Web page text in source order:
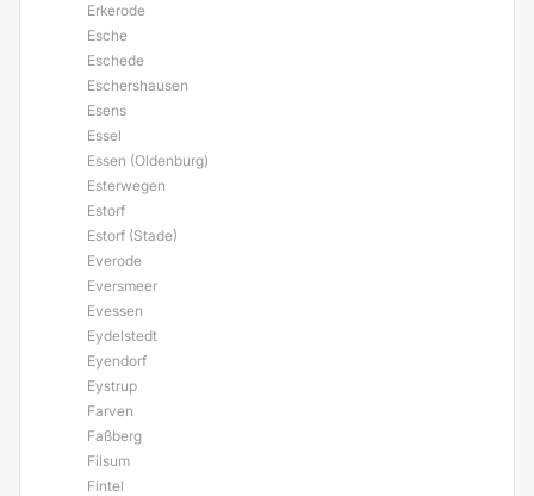
Erkerode
Esche
Eschede
Eschershausen
Esens
Essel
Essen (Oldenburg)
Esterwegen
Estorf
Estorf (Stade)
Everode
Eversmeer
Evessen
Eydelstedt
Eyendorf
Eystrup
Farven
Faßberg
Filsum
Fintel